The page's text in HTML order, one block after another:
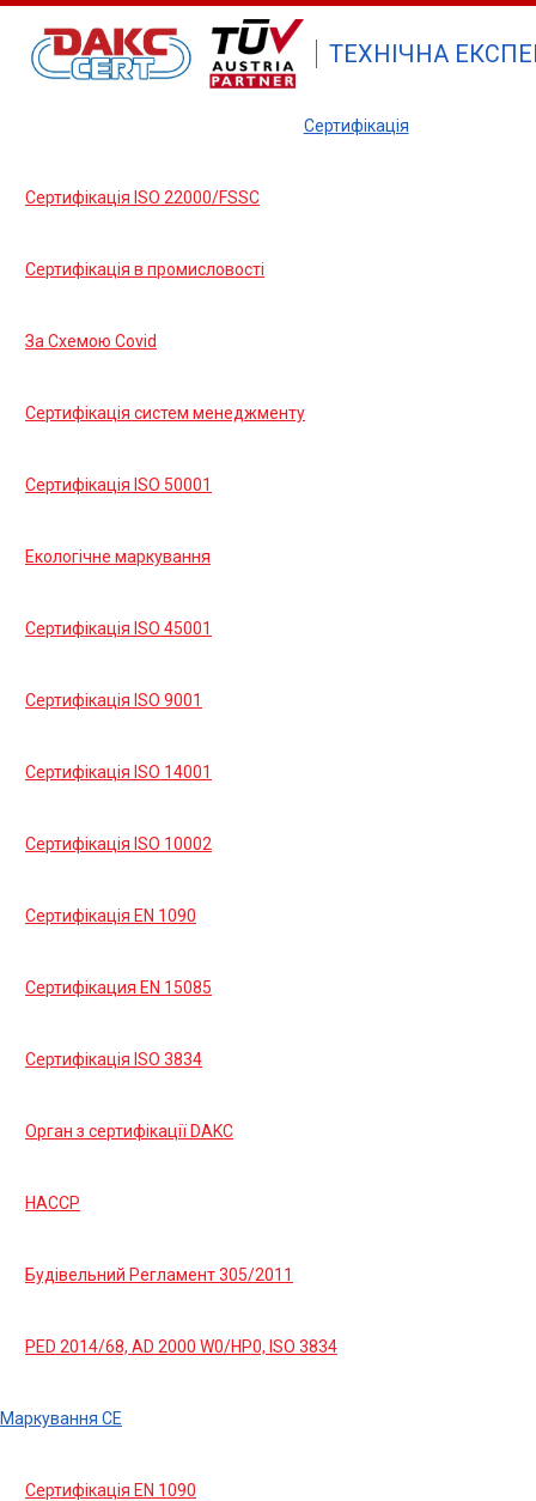
ТЕХНІЧНА
Сертифікація
Сертифікація ISO 22000/FSSC
Сертифікація в промисловості
За Cхемою Covid
Сертифікація систем менеджменту
Сертифікація ISO 50001
Екологічне маркування
Сертифікація ISO 45001
Сертифікація ISO 9001
Сертифікація ISO 14001
Сертифікація ISO 10002
Сертифікація EN 1090
Сертифікация EN 15085
Сертифікація ISO 3834
Орган з сертифікації DAKC
HACCP
Будівельний Регламент 305/2011
PED 2014/68, AD 2000 W0/HP0, ISO 3834
Маркування СЕ
Сертифікація EN 1090